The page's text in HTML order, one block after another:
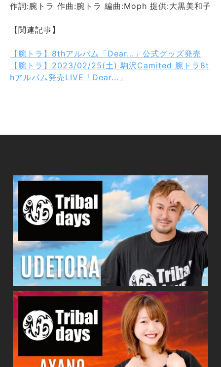
作詞:腕トラ 作曲:腕トラ 編曲:Moph 提供:大黒美和子
【関連記事】
【腕トラ】8thアルバム「Dear...」公式グッズ発売
【腕トラ】2023/02/25(土) 駒沢Camited 腕トラ8t
hアルバム発売LIVE「Dear...」